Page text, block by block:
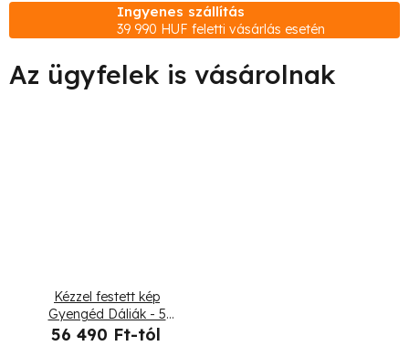
Ingyenes szállítás
39 990 HUF feletti vásárlás esetén
Kézzel festett kép
Gyengéd Dáliák - 5
részes
56 490 Ft-tól